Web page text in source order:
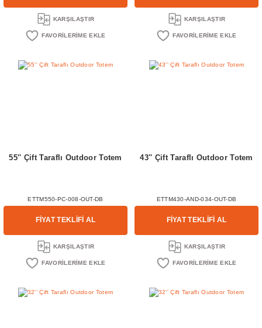
KARŞILAŞTIR KARŞILAŞTIR
55'' Çift Taraflı Outdoor Totem
ETTM550-PC-008-OUT-DB
FİYAT TEKLİFİ AL
KARŞILAŞTIR
43'' Çift Taraflı Outdoor Totem
ETTM430-AND-034-OUT-DB
FİYAT TEKLİFİ AL
KARŞILAŞTIR